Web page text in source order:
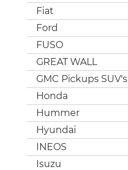
Fiat
Ford
FUSO
GREAT WALL
GMC Pickups SUV's
Honda
Hummer
Hyundai
INEOS
Isuzu